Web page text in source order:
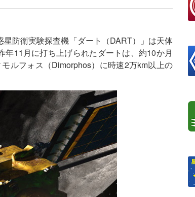
防衛実験探査機「ダート（DART）」は天体
11月に打ち上げられたダートは、約10か月
ルフォス（Dimorphos）に時速2万km以上の